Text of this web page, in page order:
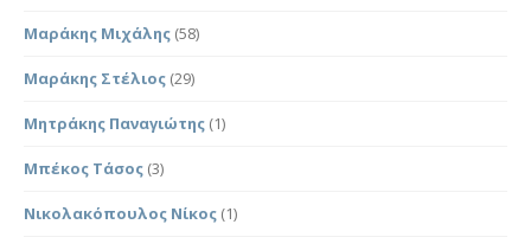
Μαράκης Μιχάλης (58)
Μαράκης Στέλιος (29)
Μητράκης Παναγιώτης (1)
Μπέκος Τάσος (3)
Νικολακόπουλος Νίκος (1)